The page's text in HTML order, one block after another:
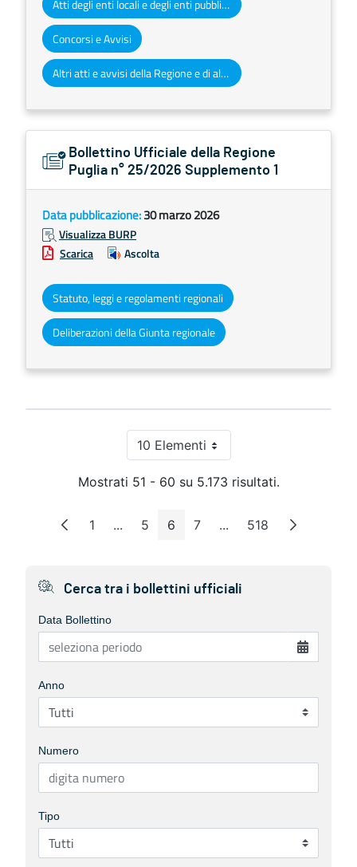
Atti degli enti locali e degli enti pubblici e privati
Concorsi e Avvisi
Altri atti e avvisi della Regione e di altri enti pubblici che interessano la collettività regionale
Bollettino Ufficiale della Regione
Puglia n° 25/2026 Supplemento 1
Data pubblicazione:30 marzo 2026
Visualizza BURP
Scarica
Ascolta
Statuto, leggi e regolamenti regionali
Deliberazioni della Giunta regionale
10 ElementiPer pagina
Mostrati 51 - 60 su 5.173 risultati.
Pagina
1 ...Pagine intermedie
Pagina
5 Pagina
6 Pagina
7 ...Pagine intermedie
Pagina
518
Cerca tra i bollettini ufficiali
Data Bollettino
Anno
Numero
Tipo